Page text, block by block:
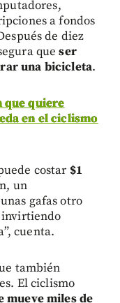
a fondos
de diez
queser
una bicicleta.
que quiere
en el ciclismo
costar $1
un
gafas otro
cuenta.
también
El ciclismo
mueve miles de